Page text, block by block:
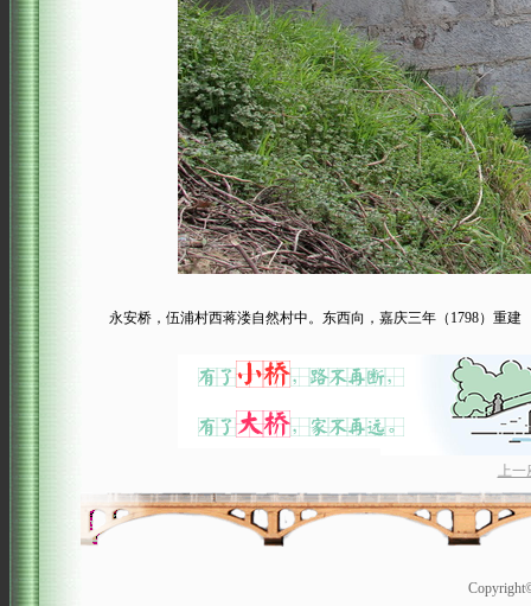
永安桥，伍浦村西蒋溇自然村中。东西向，嘉庆三年（1798）重建
上一